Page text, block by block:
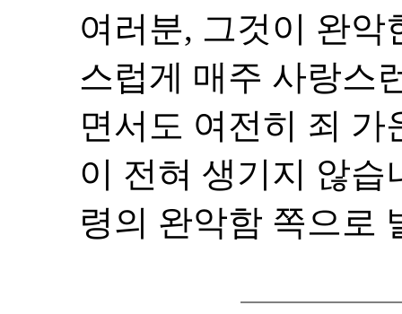
여러분, 그것이 완
스럽게 매주 사랑스
면서도 여전히 죄
이 전혀 생기지 않습
령의 완악함 쪽으로